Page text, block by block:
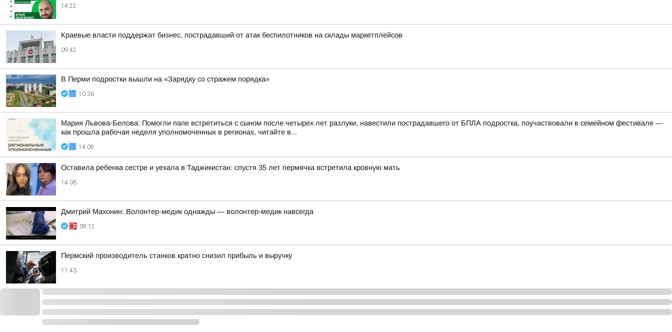
14:22
Краевые власти поддержат бизнес, пострадавший от атак беспилотников на склады маркетплейсов
09:42
В Перми подростки вышли на «Зарядку со стражем порядка»
10:36
Мария Львова-Белова: Помогли папе встретиться с сыном после четырех лет разлуки, навестили пострадавшего от БПЛА подростка, поучаствовали в семейном фестивале —
как прошла рабочая неделя уполномоченных в регионах, читайте в...
14:09
Оставила ребенка сестре и уехала в Таджикистан: спустя 35 лет пермячка встретила кровную мать
14:06
Дмитрий Махонин: Волонтер-медик однажды — волонтер-медик навсегда
09:12
Пермский производитель станков кратно снизил прибыль и выручку
11:43